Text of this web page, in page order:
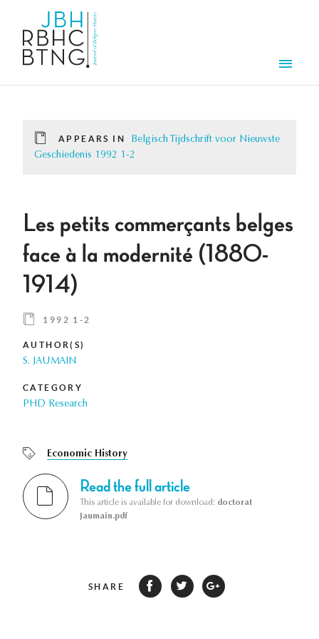
APPEARS IN
Belgisch Tijdschrift voor Nieuwste
Geschiedenis 1992 1-2
Les petits commerçants belges
face à la modernité (1880-
1914)
1992 1-2
AUTHOR(S)
S. JAUMAIN
CATEGORY
PHD Research
Economic History
Read the full article
This article is available for download: doctorat
Jaumain.pdf
SHARE